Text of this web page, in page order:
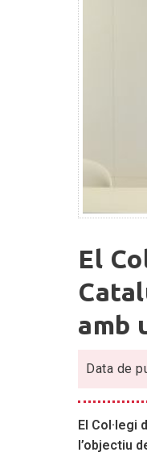
de
i
el
El
amb
Data de
El Col·legi
l’objectiu